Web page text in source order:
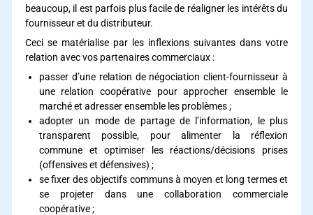
beaucoup, il est parfois plus facile de réaligner les intérêts du
fournisseur et du distributeur.
Ceci se matérialise par les inflexions suivantes dans votre
relation avec vos partenaires commerciaux :
passer d’une relation de négociation client-fournisseur à
une relation coopérative pour approcher ensemble le
marché et adresser ensemble les problèmes ;
adopter un mode de partage de l’information, le plus
transparent possible, pour alimenter la réflexion
commune et optimiser les réactions/décisions prises
(offensives et défensives) ;
se fixer des objectifs communs à moyen et long termes et
se projeter dans une collaboration commerciale
coopérative ;